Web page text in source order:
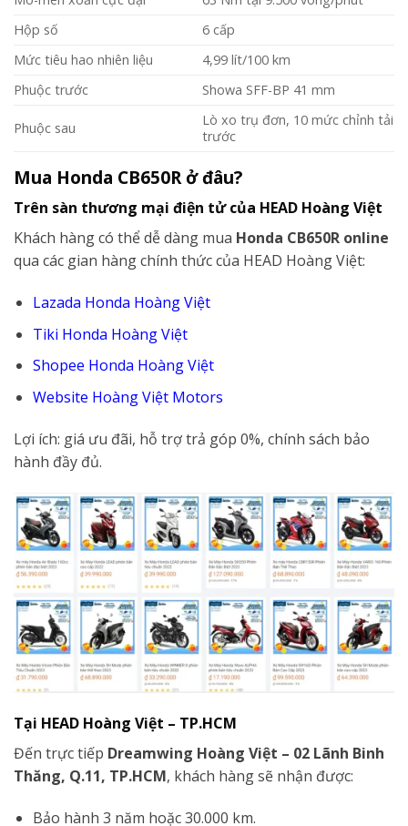
Hộp số
6 cấp
Mức tiêu hao nhiên liệu
4,99 lít/100 km
Phuộc trước
Showa SFF-BP 41 mm
Phuộc sau
Lò xo trụ đơn, 10 mức chỉnh tải
trước
Mua Honda CB650R ở đâu?
Trên sàn thương mại điện tử của HEAD Hoàng Việt
Khách hàng có thể dễ dàng mua Honda CB650R online
qua các gian hàng chính thức của HEAD Hoàng Việt:
Lazada Honda Hoàng Việt
Tiki Honda Hoàng Việt
Shopee Honda Hoàng Việt
Website Hoàng Việt Motors
Lợi ích: giá ưu đãi, hỗ trợ trả góp 0%, chính sách bảo
hành đầy đủ.
Tại HEAD Hoàng Việt – TP.HCM
Đến trực tiếp Dreamwing Hoàng Việt – 02 Lãnh Binh
Thăng, Q.11, TP.HCM, khách hàng sẽ nhận được:
Bảo hành 3 năm hoặc 30.000 km.